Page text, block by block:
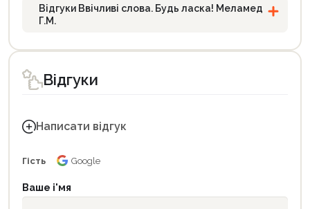
Відгуки Ввічливі слова. Будь ласка! Меламед
Г.М.
Відгуки
Написати відгук
Гість Google
Ваше і'мя